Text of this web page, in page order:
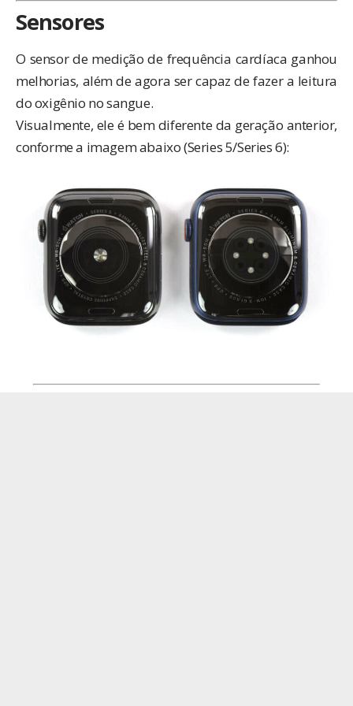
Sensores
O sensor de medição de frequência cardíaca ganhou
melhorias, além de agora ser capaz de fazer a leitura
do oxigênio no sangue.
Visualmente, ele é bem diferente da geração anterior,
conforme a imagem abaixo (Series 5/Series 6):